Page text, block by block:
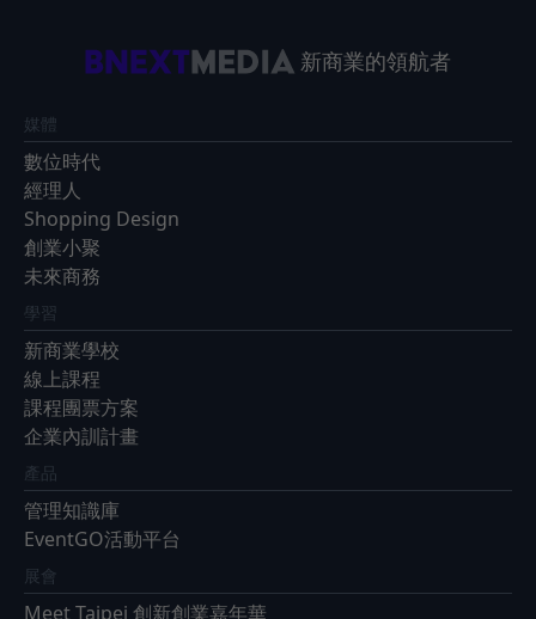
新商業的領航者
媒體
數位時代
經理人
Shopping Design
創業小聚
未來商務
學習
新商業學校
線上課程
課程團票方案
企業內訓計畫
產品
管理知識庫
EventGO活動平台
展會
Meet Taipei 創新創業嘉年華